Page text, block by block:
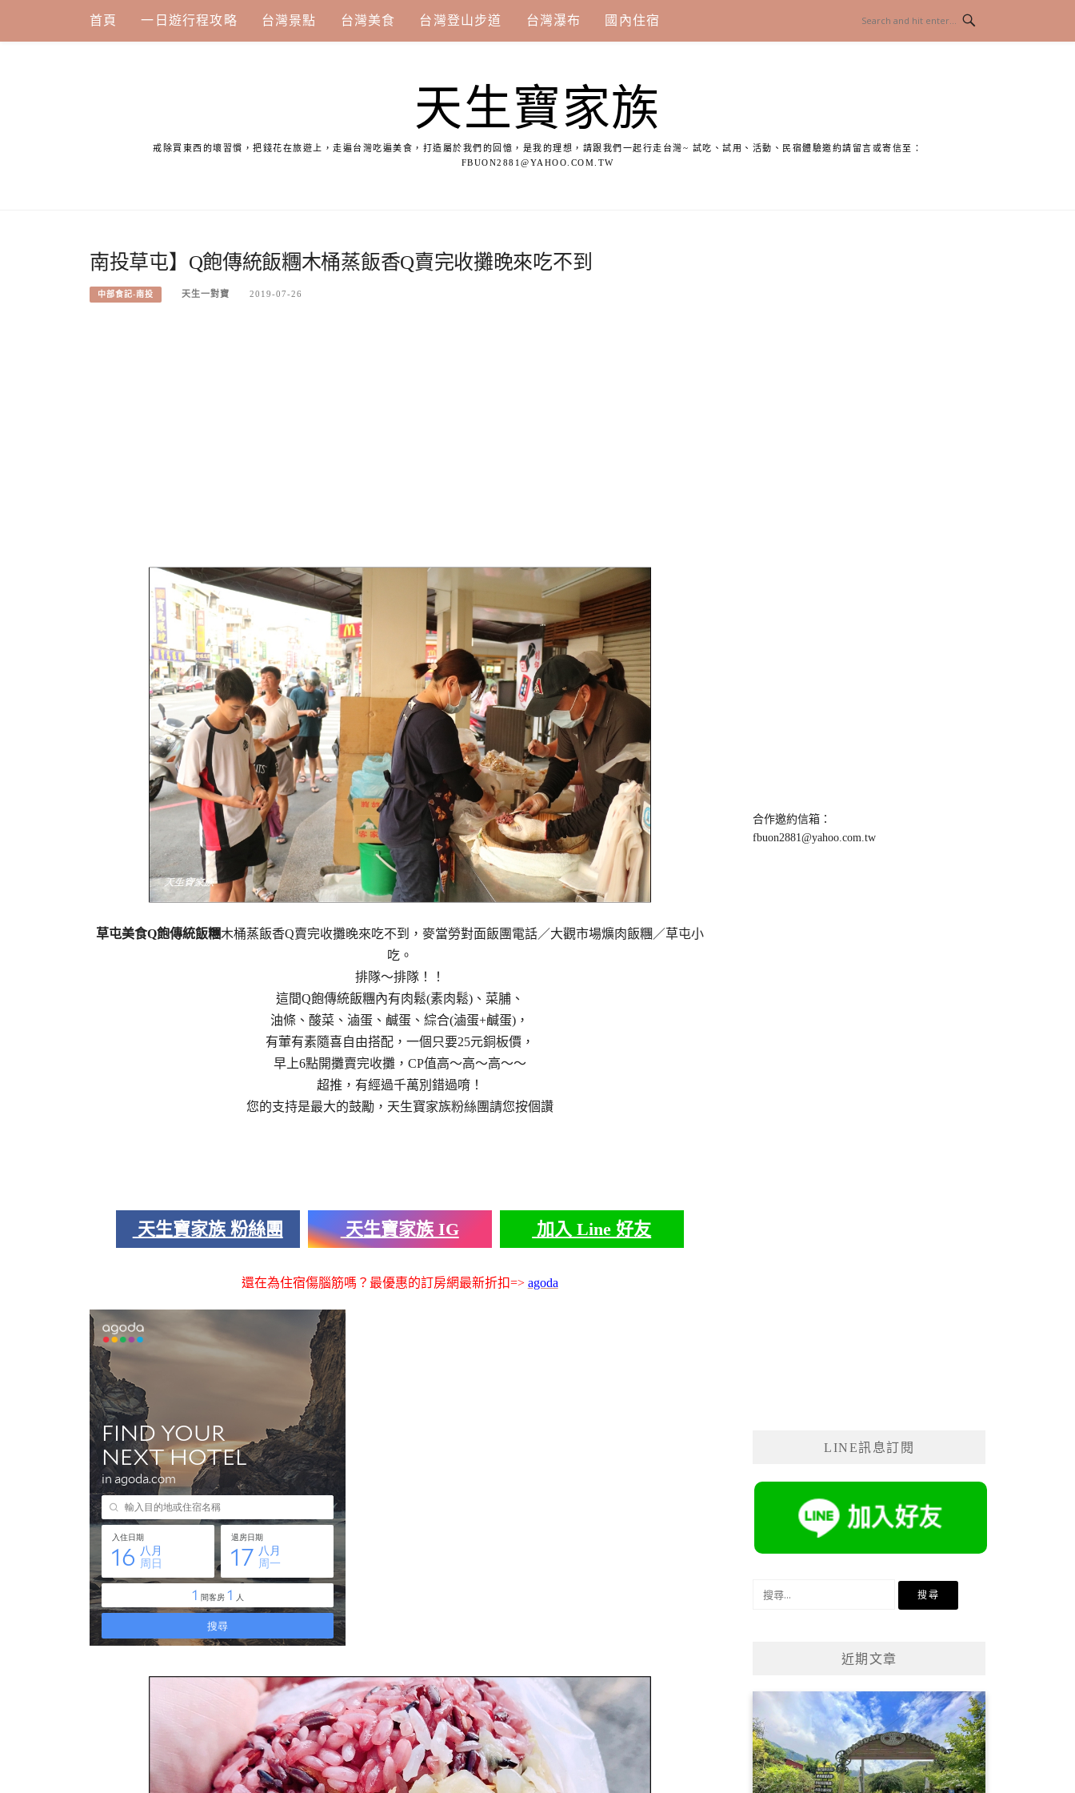
content
首頁 一日遊行程攻略 台灣景點 台灣美食 台灣登山步道 台灣瀑布 國內住宿
天生寶家族
戒除買東西的壞習慣，把錢花在旅遊上，走遍台灣吃遍美食，打造屬於我們的回憶，是我的理想，請跟我們一起行走台灣~ 試吃、試用、活動、民宿體驗邀約請留言或寄信至：
FBUON2881@YAHOO.COM.TW
南投草屯】Q飽傳統飯糰木桶蒸飯香Q賣完收攤晚來吃不到
中部食記-南投 天生一對寶 2019-07-26
草屯美食Q飽傳統飯糰木桶蒸飯香Q賣完收攤晚來吃不到，麥當勞對面飯團電話／大觀市場爌肉飯糰／草屯小
吃。
排隊～排隊！！
這間Q飽傳統飯糰內有肉鬆(素肉鬆)、菜脯、
油條、酸菜、滷蛋、鹹蛋、綜合(滷蛋+鹹蛋)，
有葷有素隨喜自由搭配，一個只要25元銅板價，
早上6點開攤賣完收攤，CP值高～高～高～～
超推，有經過千萬別錯過唷！
您的支持是最大的鼓勵，天生寶家族粉絲團請您按個讚
天生寶家族 粉絲團 天生寶家族 IG 加入 Line 好友
還在為住宿傷腦筋嗎？最優惠的訂房網最新折扣=> agoda
合作邀約信箱：
fbuon2881@yahoo.com.tw
LINE訊息訂閱
近期文章